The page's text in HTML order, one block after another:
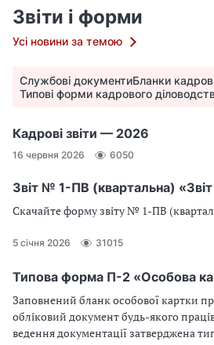
працівниками — у статті.
Звіти і форми
Усі новини за темою
Службові документиБланки
Типові форми кадрового
Кадрові звіти — 2026
16 червня 2026 6050
Звіт № 1-ПВ (квартальна) «Звіт
Скачайте форму звіту № 1-ПВ
5 січня 2026 31015
Типова форма П-2 «Особова
Заповнений бланк особової картки
обліковий документ будь-якого
ведення документації затверджена